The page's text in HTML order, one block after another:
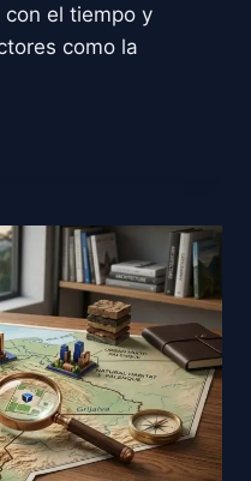
el tiempo y
como la